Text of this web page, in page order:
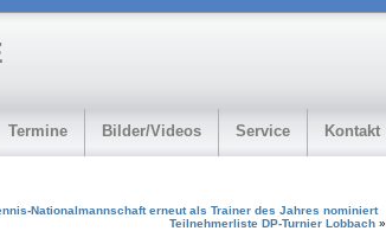
Termine Bilder/Videos Service Kontakt
Nationalmannschaft erneut als Trainer des Jahres nominiert
Teilnehmerliste DP-Turnier Lobbach »